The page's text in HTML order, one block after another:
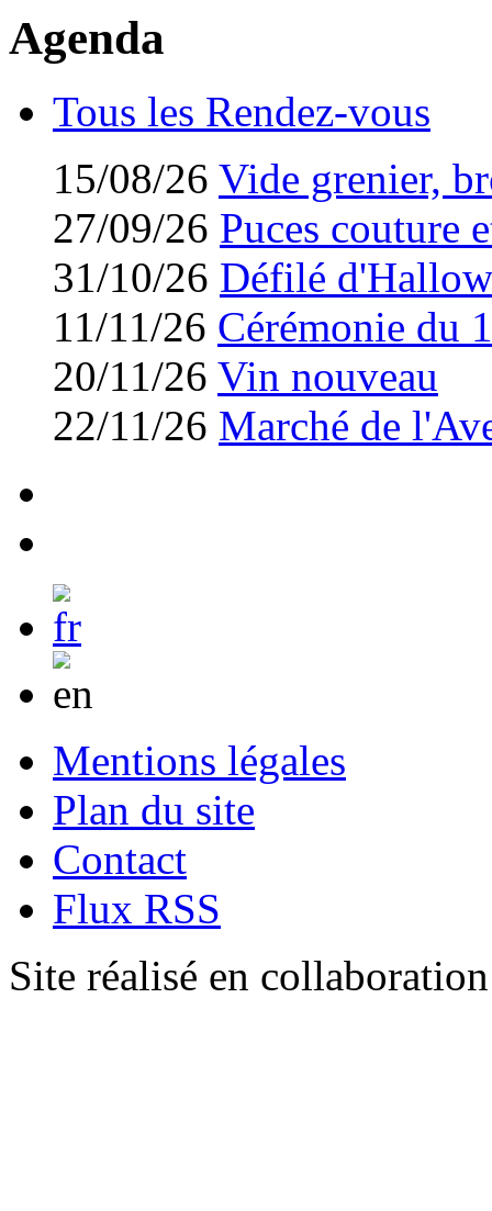
Agenda
Tous les Rendez-vous
15/08/26 Vide grenier,
27/09/26 Puces couture
31/10/26 Défilé
11/11/26 Cérémonie du
20/11/26 Vin nouveau
22/11/26 Marché de
Mentions légales
Plan du site
Contact
Flux RSS
Site réalisé en